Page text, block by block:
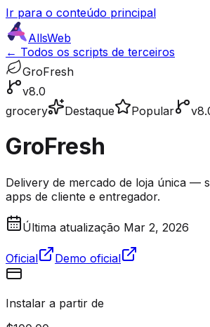
Ir para o conteúdo principal
AllsWeb
← Todos os scripts de terceiros
GroFresh
v8.0
grocery
Destaque Popular
GroFresh
Delivery de mercado de loja única —
apps de cliente e entregador.
Última atualização Mar 2, 2026
Oficial Demo oficial
Instalar a partir de